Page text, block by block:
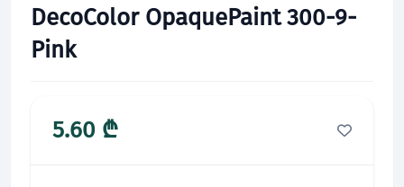
DecoColor OpaquePaint 300-9-
Pink
5.60 ₾